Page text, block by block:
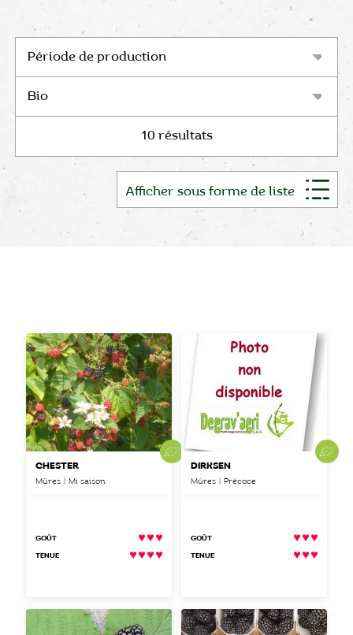
10 résultats
Afficher sous forme de liste
CHESTER
Mûres | Mi saison
GOÛT
TENUE
DIRKSEN
Mûres | Précoce
GOÛT
TENUE